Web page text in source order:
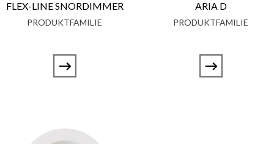
FLEX-LINE SNORDIMMER
PRODUKTFAMILIE
ARIA D
PRODUKTFAMILIE